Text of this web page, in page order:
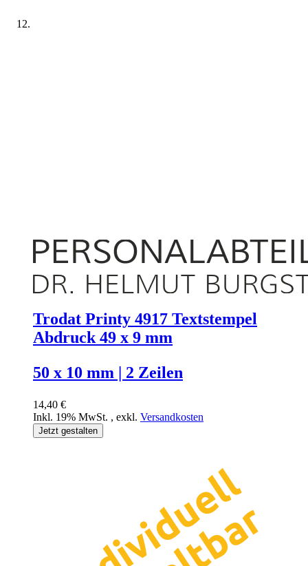
Trodat Printy 4917 Textstempel
Abdruck 49 x 9 mm
50 x 10 mm | 2 Zeilen
14,40 €
Inkl. 19% MwSt. , exkl. Versandkosten
Jetzt gestalten